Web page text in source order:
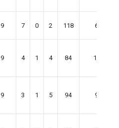
9 7 0 2 118 67
9 4 1 4 84 101
9 3 1 5 94 92